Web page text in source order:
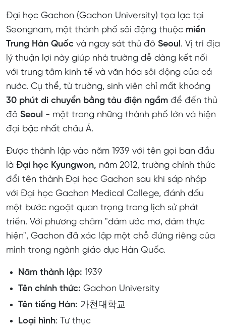
Đại học Gachon (Gachon University) tọa lạc tại
Seongnam, một thành phố sôi động thuộc miền
Trung Hàn Quốc và ngay sát thủ đô Seoul . Vị trí địa
lý thuận lợi này giúp nhà trường dễ dàng kết nối
với trung tâm kinh tế và văn hóa sôi động của cả
nước. Cụ thể, từ trường, sinh viên chỉ mất khoảng
30 phút di chuyển bằng tàu điện ngầm để đến thủ
đô Seoul - một trong những thành phố lớn và hiện
đại bậc nhất châu Á.
Được thành lập vào năm 1939 với tên gọi ban đầu
là Đại học Kyungwon, năm 2012, trường chính thức
đổi tên thành Đại học Gachon sau khi sáp nhập
với Đại học Gachon Medical College, đánh dấu
một bước ngoặt quan trọng trong lịch sử phát
triển. Với phương châm "dám ước mơ, dám thực
hiện", Gachon đã xác lập một chỗ đứng riêng của
mình trong ngành giáo dục Hàn Quốc.
Năm thành lập: 1939
Tên chính thức: Gachon University
Tên tiếng Hàn: 가천대학교
Loại hình: Tư thục